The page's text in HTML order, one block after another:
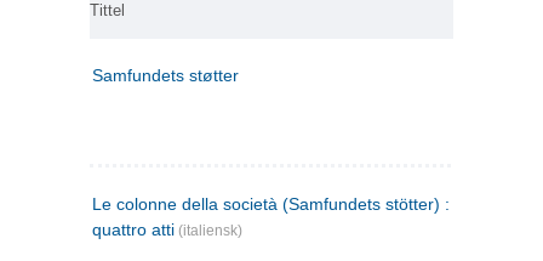
Tittel
Samfundets støtter
Le colonne della società (Samfundets stötter) : commedia
quattro atti (italiensk)